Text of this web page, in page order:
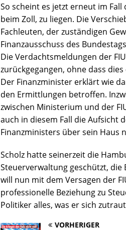
So scheint es jetzt erneut im
beim Zoll, zu liegen. Die
Fachleuten, der zuständigen
Finanzausschuss des
Die Verdachtsmeldungen der
zurückgegangen, ohne dass
Der Finanzminister erklärt wie
den Ermittlungen betroffen.
zwischen Ministerium und der
auch in diesem Fall die Aufsicht
Finanzministers über sein Haus
Scholz hatte seinerzeit die
Steuerverwaltung geschützt, die
will nun mit dem Versagen der
professionelle Beziehung zu
Politiker alles, was er sich
VORHERIGER